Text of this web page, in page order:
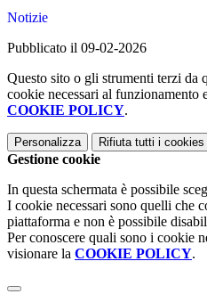
Notizie
Pubblicato il 09-02-2026
Questo sito o gli strumenti terzi da
cookie necessari al
COOKIE POLICY.
Personalizza Rifiuta tutti i cookies
Gestione cookie
In questa schermata è possibile
I cookie necessari sono quelli che
piattaforma e non è possibile
Per conoscere quali sono i cookie
visionare la COOKIE POLICY.